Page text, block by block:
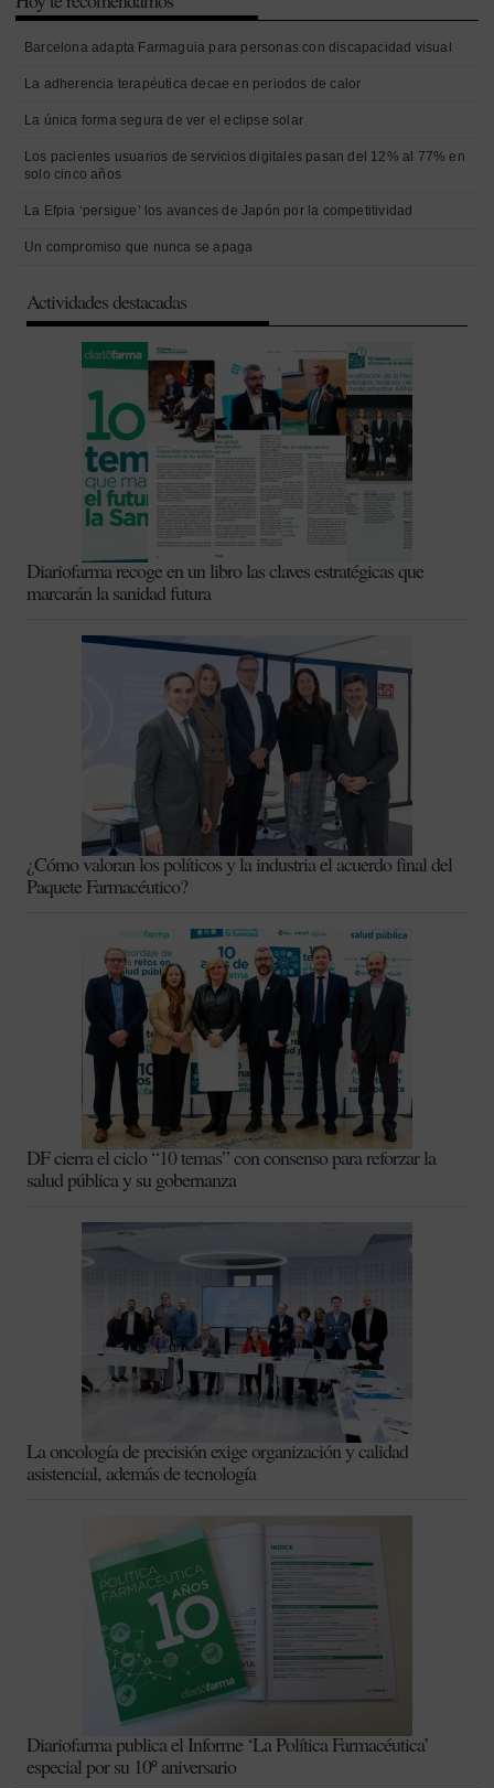
Barcelona adapta Farmaguia para personas con discapacidad visual
La adherencia terapéutica decae en periodos de calor
La única forma segura de ver el eclipse solar
Los pacientes usuarios de servicios digitales pasan del 12% al 77% en
solo cinco años
La Efpia ‘persigue’ los avances de Japón por la competitividad
Un compromiso que nunca se apaga
Actividades destacadas
Diariofarma recoge en un libro las claves estratégicas que
marcarán la sanidad futura
¿Cómo valoran los políticos y la industria el acuerdo final del
Paquete Farmacéutico?
DF cierra el ciclo “10 temas” con consenso para reforzar la
salud pública y su gobernanza
La oncología de precisión exige organización y calidad
asistencial, además de tecnología
Diariofarma publica el Informe ‘La Política Farmacéutica’
especial por su 10º aniversario